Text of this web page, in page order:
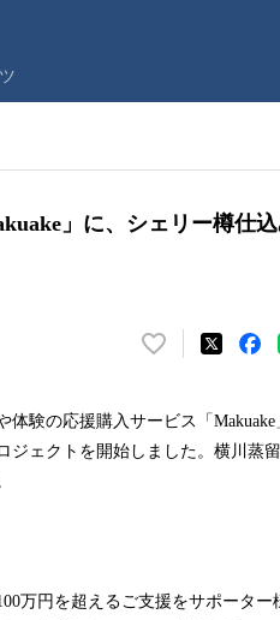
」に、シェリー樽仕
い
！
数
中
験の応援購⼊サービス「Makuake
ジェクトを開始しました。横川蒸
万円を超えるご支援をサポーター